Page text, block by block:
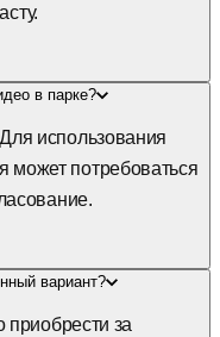
в парке?
использования
может потребоваться
вариант?
за